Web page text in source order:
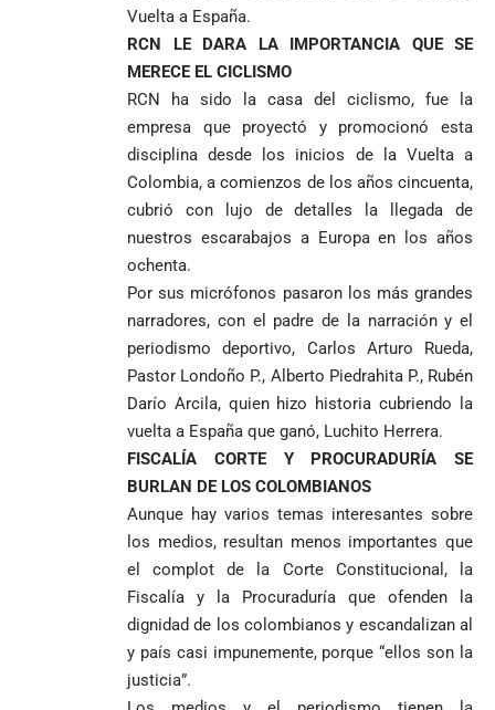
Vuelta a España.
RCN LE DARA LA IMPORTANCIA QUE SE
MERECE EL CICLISMO
RCN ha sido la casa del ciclismo, fue la
empresa que proyectó y promocionó esta
disciplina desde los inicios de la Vuelta a
Colombia, a comienzos de los años cincuenta,
cubrió con lujo de detalles la llegada de
nuestros escarabajos a Europa en los años
ochenta.
Por sus micrófonos pasaron los más grandes
narradores, con el padre de la narración y el
periodismo deportivo, Carlos Arturo Rueda,
Pastor Londoño P., Alberto Piedrahita P., Rubén
Darío Arcila, quien hizo historia cubriendo la
vuelta a España que ganó, Luchito Herrera.
FISCALÍA CORTE Y PROCURADURÍA SE
BURLAN DE LOS COLOMBIANOS
Aunque hay varios temas interesantes sobre
los medios, resultan menos importantes que
el complot de la Corte Constitucional, la
Fiscalía y la Procuraduría que ofenden la
dignidad de los colombianos y escandalizan al
y país casi impunemente, porque “ellos son la
justicia”.